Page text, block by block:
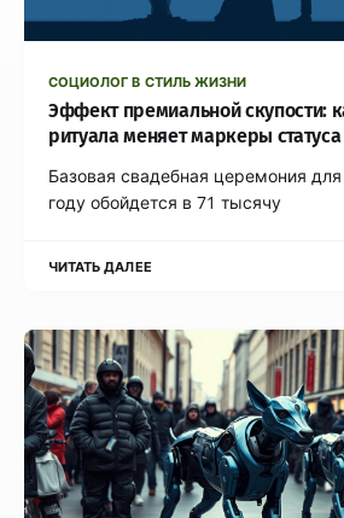
СОЦИОЛОГ В СТИЛЬ ЖИЗНИ
Эффект премиальной скупости:
ритуала меняет маркеры статуса
Базовая свадебная церемония
году обойдется в 71 тысячу
ЧИТАТЬ ДАЛЕЕ